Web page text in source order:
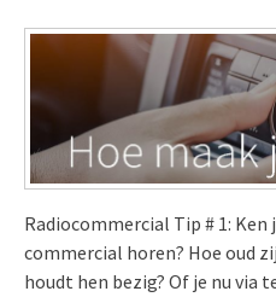
Radiocommercial Tip # 1:
commercial horen? Hoe oud
houdt hen bezig? Of je nu via